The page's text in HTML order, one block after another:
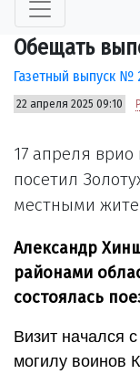
Обещать
Газетный выпуск №
22 апреля 2025 09:10
17 апреля врио
посетил
местными
Александр
районами
состоялась
Визит начался
могилу воинов